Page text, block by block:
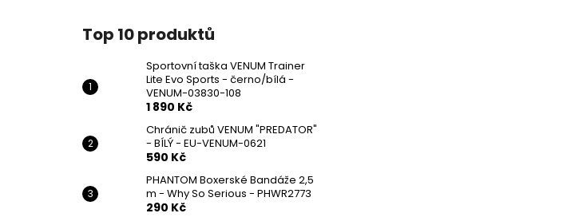
Top 10 produktů
Sportovní taška VENUM Trainer
Lite Evo Sports - černo/bílá -
VENUM-03830-108
1 890 Kč
Chránič zubů VENUM "PREDATOR"
- BÍLÝ - EU-VENUM-0621
590 Kč
PHANTOM Boxerské Bandáže 2,5
m - Why So Serious - PHWR2773
290 Kč